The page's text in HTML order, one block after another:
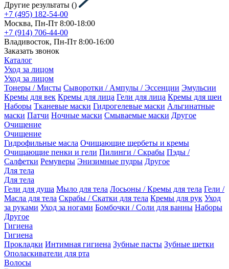
Другие результаты ()
+7 (495) 182-54-00
Москва, Пн-Пт 8:00-18:00
+7 (914) 706-44-00
Владивосток, Пн-Пт 8:00-16:00
Заказать звонок
Каталог
Уход за лицом
Уход за лицом
Тонеры / Мисты Сыворотки / Ампулы / Эссенции Эмульсии
Кремы для век Кремы для лица Гели для лица Кремы для шеи
Наборы Тканевые маски Гидрогелевые маски Альгинатные
маски Патчи Ночные маски Смываемые маски Другое
Очищение
Очищение
Гидрофильные масла Очищающие щербеты и кремы
Очищающие пенки и гели Пилинги / Скрабы Пэды /
Салфетки Ремуверы Энизимные пудры Другое
Для тела
Для тела
Гели для душа Мыло для тела Лосьоны / Кремы для тела Гели /
Масла для тела Скрабы / Скатки для тела Кремы для рук Уход
за руками Уход за ногами Бомбочки / Соли для ванны Наборы
Другое
Гигиена
Гигиена
Прокладки Интимная гигиена Зубные пасты Зубные щетки
Ополаскиватели для рта
Волосы